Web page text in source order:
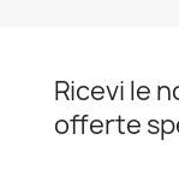
Ricevi le
offerte